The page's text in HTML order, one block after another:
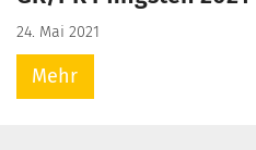
24. Mai 2021
Mehr